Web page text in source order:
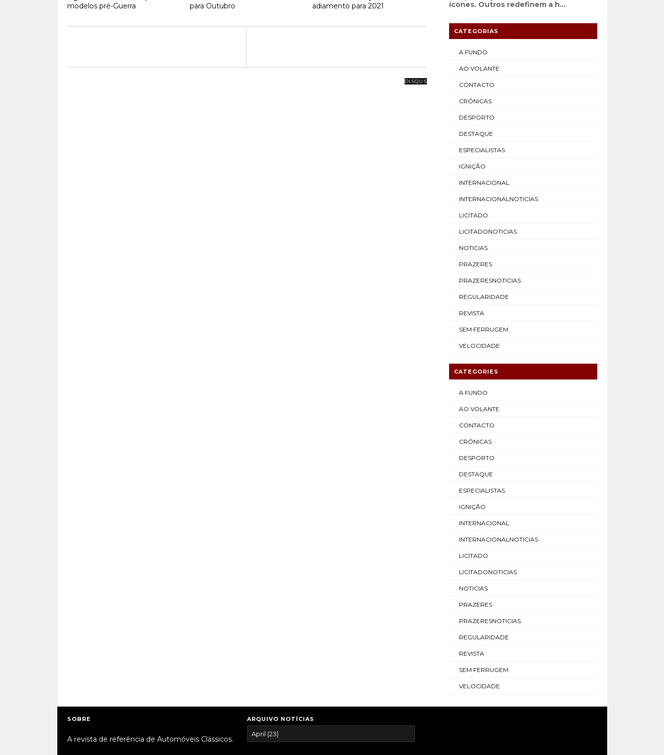
modelos pré-Guerra
para Outubro
adiamento para 2021
DISQUS
ícones. Outros redefinem a h...
CATEGORIAS
A FUNDO
AO VOLANTE
CONTACTO
CRÓNICAS
DESPORTO
DESTAQUE
ESPECIALISTAS
IGNIÇÃO
INTERNACIONAL
INTERNACIONALNOTICIAS
LICITADO
LICITADONOTICIAS
NOTICIAS
PRAZERES
PRAZERESNOTICIAS
REGULARIDADE
REVISTA
SEM FERRUGEM
VELOCIDADE
CATEGORIES
A FUNDO
AO VOLANTE
CONTACTO
CRÓNICAS
DESPORTO
DESTAQUE
ESPECIALISTAS
IGNIÇÃO
INTERNACIONAL
INTERNACIONALNOTICIAS
LICITADO
LICITADONOTICIAS
NOTICIAS
PRAZERES
PRAZERESNOTICIAS
REGULARIDADE
REVISTA
SEM FERRUGEM
VELOCIDADE
SOBRE
A revista de referência de Automóveis Clássicos.
ARQUIVO NOTÍCIAS